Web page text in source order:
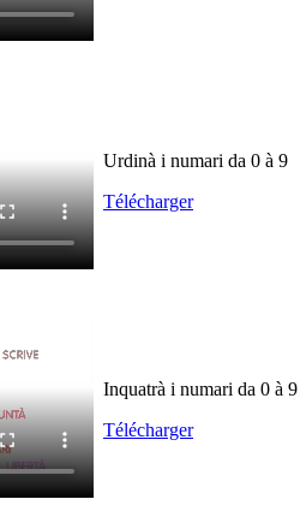
Urdinà i numari da 0 à 9
Télécharger
Inquatrà i numari da 0 à
Télécharger